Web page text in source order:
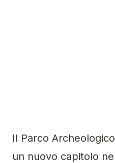
Il Parco
un nuovo capitolo